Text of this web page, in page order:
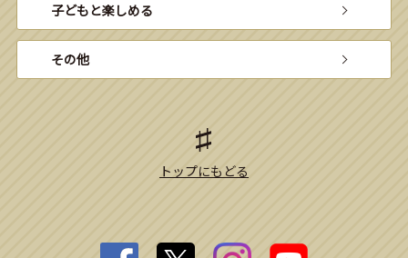
子どもと楽しめる
その他
トップにもどる